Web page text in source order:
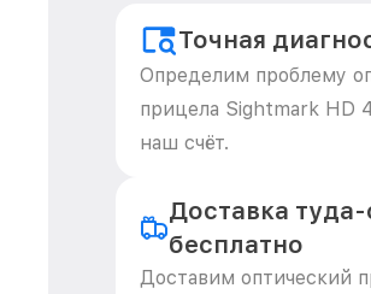
Точная
Определим проблему
прицела Sightmark HD
наш счёт.
Доставка
бесплатно
Доставим оптический